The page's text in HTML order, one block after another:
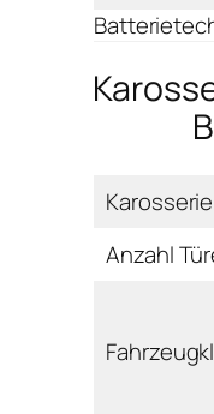
Anzahl